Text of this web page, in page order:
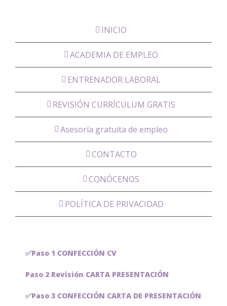
INICIO
ACADEMIA DE EMPLEO
ENTRENADOR LABORAL
REVISIÓN CURRÍCULUM GRATIS
Asesoría gratuita de empleo
CONTACTO
CONÓCENOS
POLÍTICA DE PRIVACIDAD
✅Paso 1 CONFECCIÓN CV
Paso 2 Revisión CARTA PRESENTACIÓN
✅Paso 3 CONFECCIÓN CARTA DE PRESENTACIÓN